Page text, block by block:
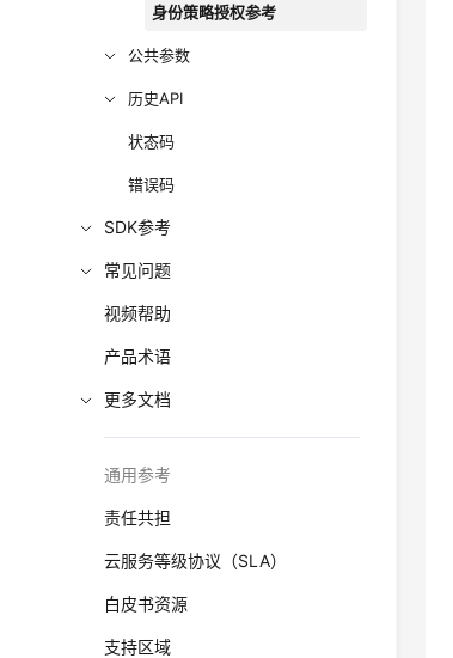
身份策略授权参考
公共参数
历史API
状态码
错误码
SDK参考
常见问题
视频帮助
产品术语
更多文档
通用参考
责任共担
云服务等级协议（SLA）
白皮书资源
支持区域